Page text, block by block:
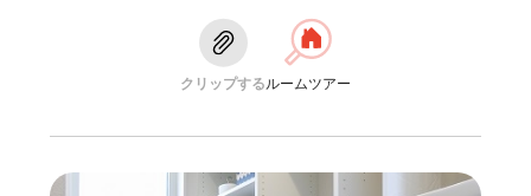
クリップするルームツアー